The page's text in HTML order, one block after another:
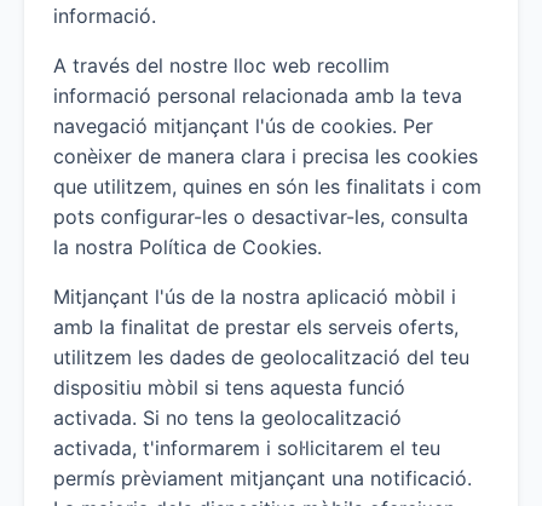
informació.
A través del nostre lloc web recollim
informació personal relacionada amb la teva
navegació mitjançant l'ús de cookies. Per
conèixer de manera clara i precisa les cookies
que utilitzem, quines en són les finalitats i com
pots configurar-les o desactivar-les, consulta
la nostra Política de Cookies.
Mitjançant l'ús de la nostra aplicació mòbil i
amb la finalitat de prestar els serveis oferts,
utilitzem les dades de geolocalització del teu
dispositiu mòbil si tens aquesta funció
activada. Si no tens la geolocalització
activada, t'informarem i sol·licitarem el teu
permís prèviament mitjançant una notificació.